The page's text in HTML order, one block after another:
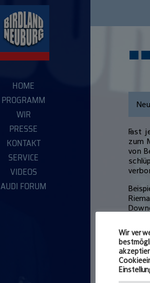
HOME
PROGRAMM
WIR
PRESSE
KONTAKT
SERVICE
VIDEOS
AUDI FORUM
■■
Fast
zum
von
trägt,
Mal
Wir